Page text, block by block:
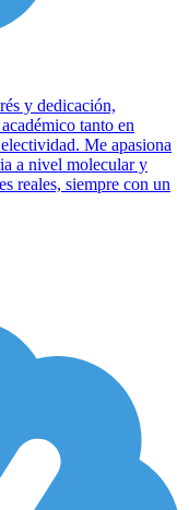
y dedicación,
tanto en
Me apasiona
a nivel molecular y
reales, siempre con un